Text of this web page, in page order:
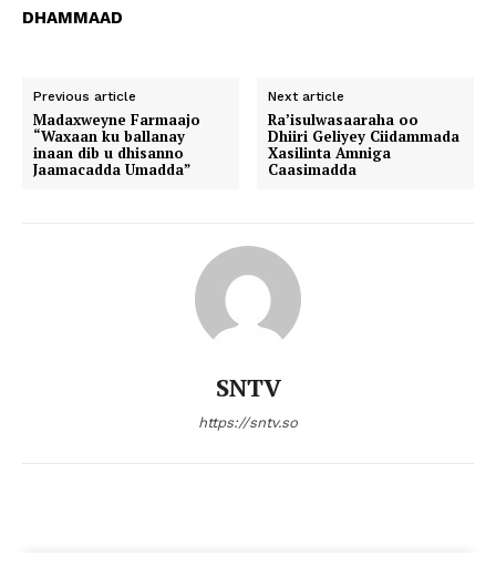
DHAMMAAD
Previous article
Madaxweyne Farmaajo
“Waxaan ku ballanay
inaan dib u dhisanno
Jaamacadda Umadda”
Next article
Ra’isulwasaaraha oo
Dhiiri Geliyey Ciidammada
Xasilinta Amniga
Caasimadda
SNTV
https://sntv.so